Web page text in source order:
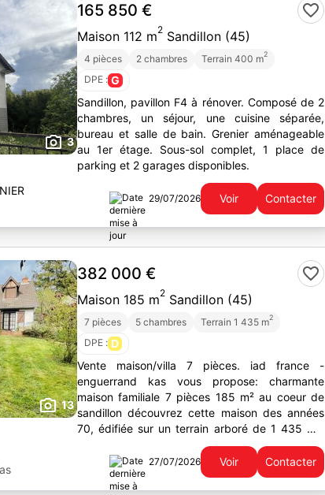
3
165 850 €
Maison 112 m2 Sandillon (45)
4 pièces 2 chambres Terrain 400 m2
DPE : G
Sandillon, pavillon F4 à rénover. Composé de 2
chambres, un séjour, une cuisine séparée,
bureau et salle de bain. Grenier aménageable
au 1er étage. Sous-sol complet, 1 place de
parking et 2 garages disponibles.
29/07/2026 Voir Contacter
13
382 000 €
Maison 185 m2 Sandillon (45)
7 pièces 5 chambres Terrain 1 435 m2
DPE : D
Vente maison/villa 7 pièces. iad france -
enguerrand kas vous propose: charmante
maison familiale 7 pièces 185 m² au coeur de
sandillon découvrez cette maison des années
70, édifiée sur un terrain arboré de 1 435 m².
bâtie sur un sous-sol complet...
27/07/2026 Voir Contacter